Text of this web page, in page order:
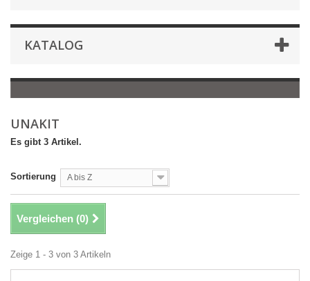
KATALOG
UNAKIT
Es gibt 3 Artikel.
Sortierung A bis Z
Vergleichen (0)
Zeige 1 - 3 von 3 Artikeln